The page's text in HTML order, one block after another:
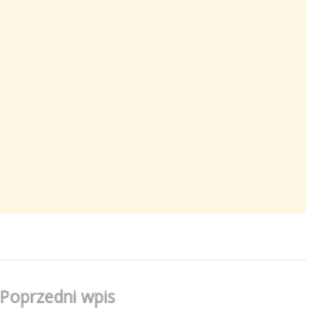
Poprzedni wpis